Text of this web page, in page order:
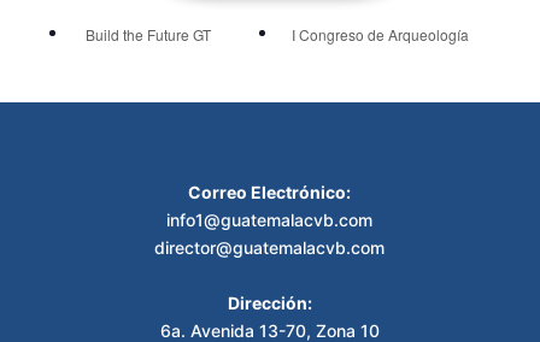
Build the Future GT I Congreso de Arqueología
Correo Electrónico:
info1@guatemalacvb.com
director@guatemalacvb.com
Dirección:
6a. Avenida 13-70, Zona 10